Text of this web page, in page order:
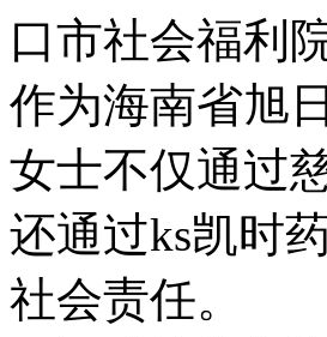
口市社会福利
作为海南省旭
女士不仅通过
还通过ks凯时
社会责任。